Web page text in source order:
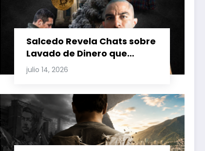
Salcedo Revela Chats sobre
Lavado de Dinero que
Involucran a Glas, Correa y
Juan Fernando Petro en el
julio 14, 2026